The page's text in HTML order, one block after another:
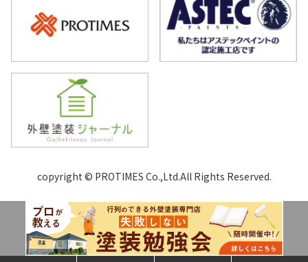
copyright © PROTIMES Co.,Ltd.All Rights Reserved.